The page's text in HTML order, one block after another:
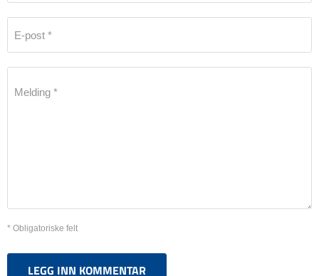
E-post *
Melding *
* Obligatoriske felt
LEGG INN KOMMENTAR